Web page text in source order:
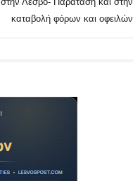
καταβολή φόρων και οφειλών